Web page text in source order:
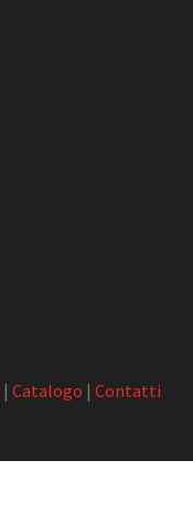
| Catalogo | Contatti